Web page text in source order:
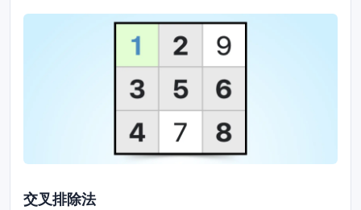
交叉排除法